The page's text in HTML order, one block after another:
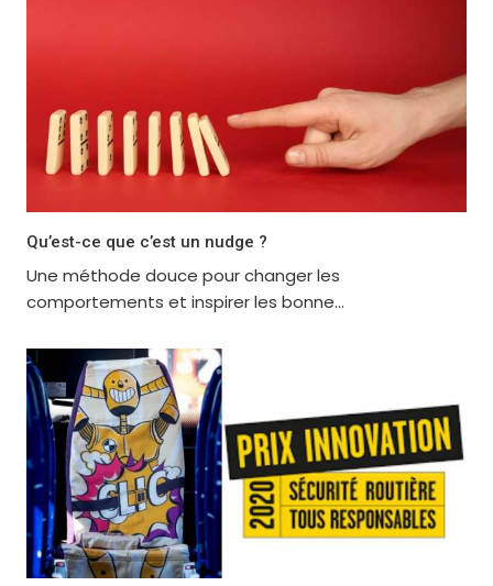
Qu’est-ce que c’est un nudge ?
Une méthode douce pour changer les
comportements et inspirer les bonne...